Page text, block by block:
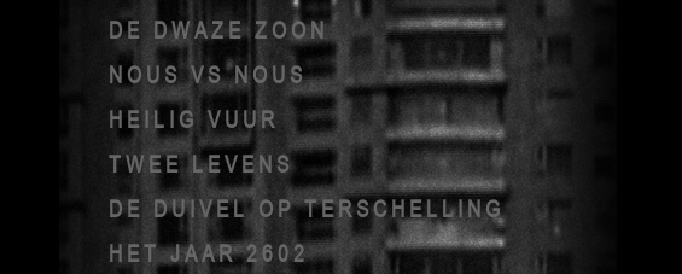
DE DWAZE ZOON
NOUS VS NOUS
HEILIG VUUR
TWEE LEVENS
DE DUIVEL OP TERSCHELLING
HET JAAR 2602